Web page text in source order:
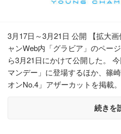
3月17日～3月21日 公開 【拡大
ャンWeb内「グラビア」のペー
ら3月21日にかけて公開した。
マンデー」に登場するほか、篠
オンNo.4」アザーカットを掲載。
続きを